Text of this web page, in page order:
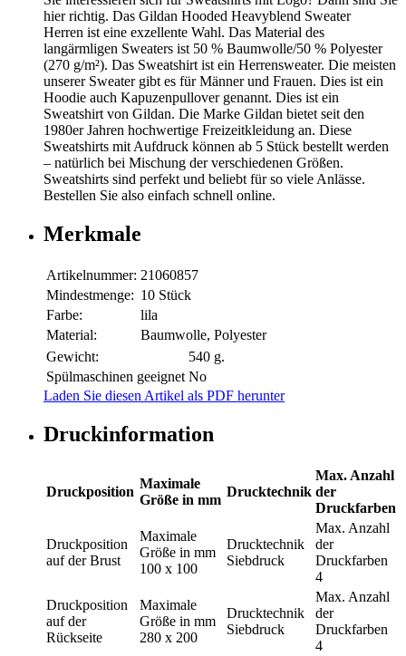
hier richtig. Das Gildan Hooded Heavyblend Sweater
Herren ist eine exzellente Wahl. Das Material des
langärmligen Sweaters ist 50 % Baumwolle/50 % Polyester
(270 g/m²). Das Sweatshirt ist ein Herrensweater. Die meisten
unserer Sweater gibt es für Männer und Frauen. Dies ist ein
Hoodie auch Kapuzenpullover genannt. Dies ist ein
Sweatshirt von Gildan. Die Marke Gildan bietet seit den
1980er Jahren hochwertige Freizeitkleidung an. Diese
Sweatshirts mit Aufdruck können ab 5 Stück bestellt werden
– natürlich bei Mischung der verschiedenen Größen.
Sweatshirts sind perfekt und beliebt für so viele Anlässe.
Bestellen Sie also einfach schnell online.
Merkmale
Artikelnummer: 21060857
Mindestmenge: 10 Stück
Farbe:
lila
Material:
Baumwolle, Polyester
Gewicht:
540 g.
Spülmaschinen geeignet No
Laden Sie diesen Artikel als PDF herunter
Druckinformation
Druckposition
Maximale
Größe in mm
Drucktechnik
Max. Anzahl
der
Druckfarben
Druckposition
auf der Brust
Maximale
Größe in mm
100 x 100
Drucktechnik
Siebdruck
Max. Anzahl
der
Druckfarben
4
Druckposition
auf der
Rückseite
Maximale
Größe in mm
280 x 200
Drucktechnik
Siebdruck
Max. Anzahl
der
Druckfarben
4